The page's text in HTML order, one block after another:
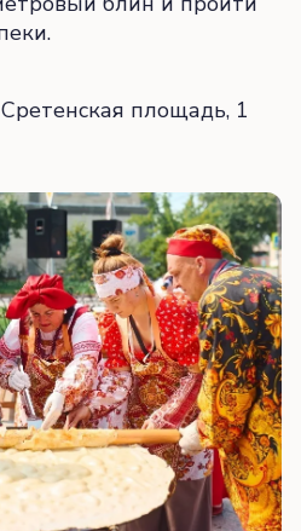
Сретенская площадь, 1